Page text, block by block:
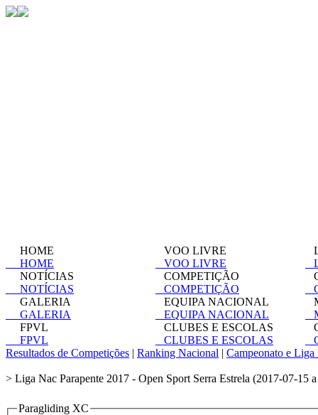
HOME
HOME
NOTÍCIAS
NOTÍCIAS
GALERIA
GALERIA
FPVL
FPVL
VOO LIVRE
VOO LIVRE
COMPETIÇÃO
COMPETIÇÃO
EQUIPA NACIONAL
EQUIPA NACIONAL
CLUBES E ESCOLAS
CLUBES E ESCOLAS
Resultados de Competições | Ranking Nacional | Campeonato e
> Liga Nac Parapente 2017 - Open Sport Serra Estrela (2017-07-15
Paragliding XC